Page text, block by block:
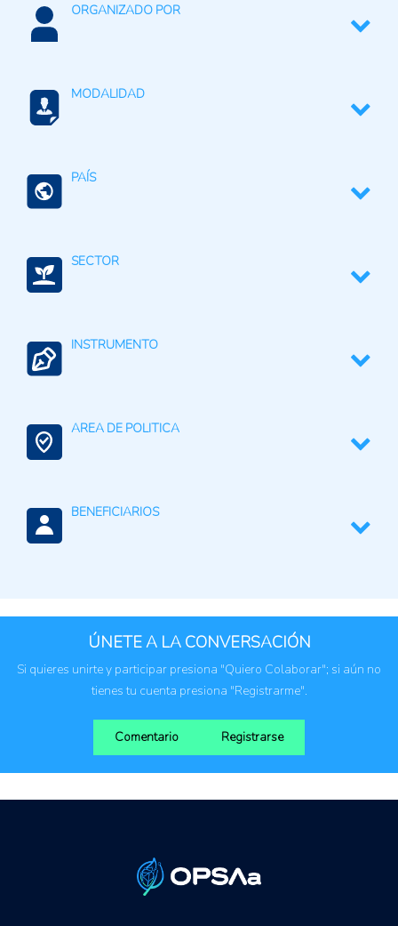
ORGANIZADO POR
MODALIDAD
PAÍS
SECTOR
Fertilizantes (Cadena)
INSTRUMENTO
información y conocimiento entre países
AREA DE POLITICA
BENEFICIARIOS
ÚNETE A LA CONVERSACIÓN
Si quieres unirte y participar presiona "Quiero Colaborar"; si aún no
tienes tu cuenta presiona "Registrarme".
Comentario Registrarse